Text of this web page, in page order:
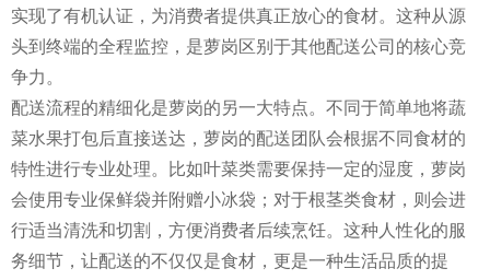
实现了有机认证，为消费者提供真正放心的食材。这种从源
头到终端的全程监控，是萝岗区别于其他配送公司的核心竞
争力。
配送流程的精细化是萝岗的另一大特点。不同于简单地将蔬
菜水果打包后直接送达，萝岗的配送团队会根据不同食材的
特性进行专业处理。比如叶菜类需要保持一定的湿度，萝岗
会使用专业保鲜袋并附赠小冰袋；对于根茎类食材，则会进
行适当清洗和切割，方便消费者后续烹饪。这种人性化的服
务细节，让配送的不仅仅是食材，更是一种生活品质的提